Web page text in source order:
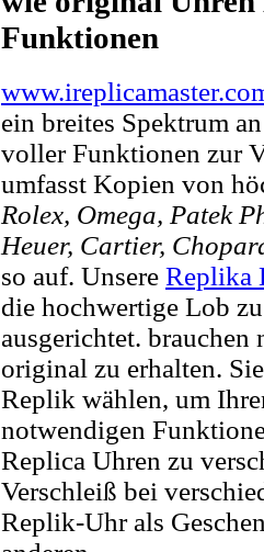
Funktionen
ein breites Spektrum
voller Funktionen zur
umfasst Kopien von
Rolex, Omega, Patek
Heuer, Cartier,
so auf. Unsere Replika
die hochwertige Lob
ausgerichtet. brauchen
original zu erhalten.
Replik wählen, um
notwendigen
Replica Uhren zu
Verschleiß bei
Replik-Uhr als